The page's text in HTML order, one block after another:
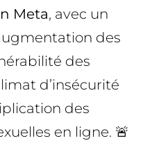
Meta, avec un
des
des
d’insécurité
des
en ligne. 🚨